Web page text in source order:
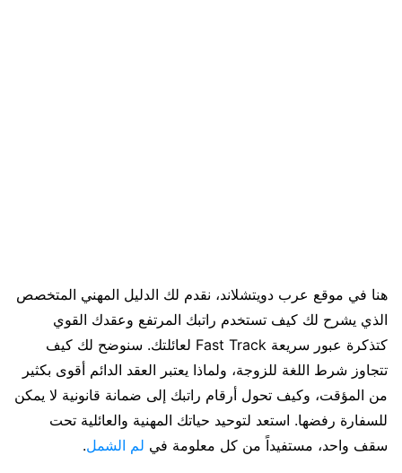
هنا في موقع عرب دويتشلاند، نقدم لك الدليل المهني المتخصص
الذي يشرح لك كيف تستخدم راتبك المرتفع وعقدك القوي
كتذكرة عبور سريعة Fast Track لعائلتك. سنوضح لك كيف
تتجاوز شرط اللغة للزوجة، ولماذا يعتبر العقد الدائم أقوى بكثير
من المؤقت، وكيف تحول أرقام راتبك إلى ضمانة قانونية لا يمكن
للسفارة رفضها. استعد لتوحيد حياتك المهنية والعائلية تحت
سقف واحد، مستفيداً من كل معلومة في لم الشمل.